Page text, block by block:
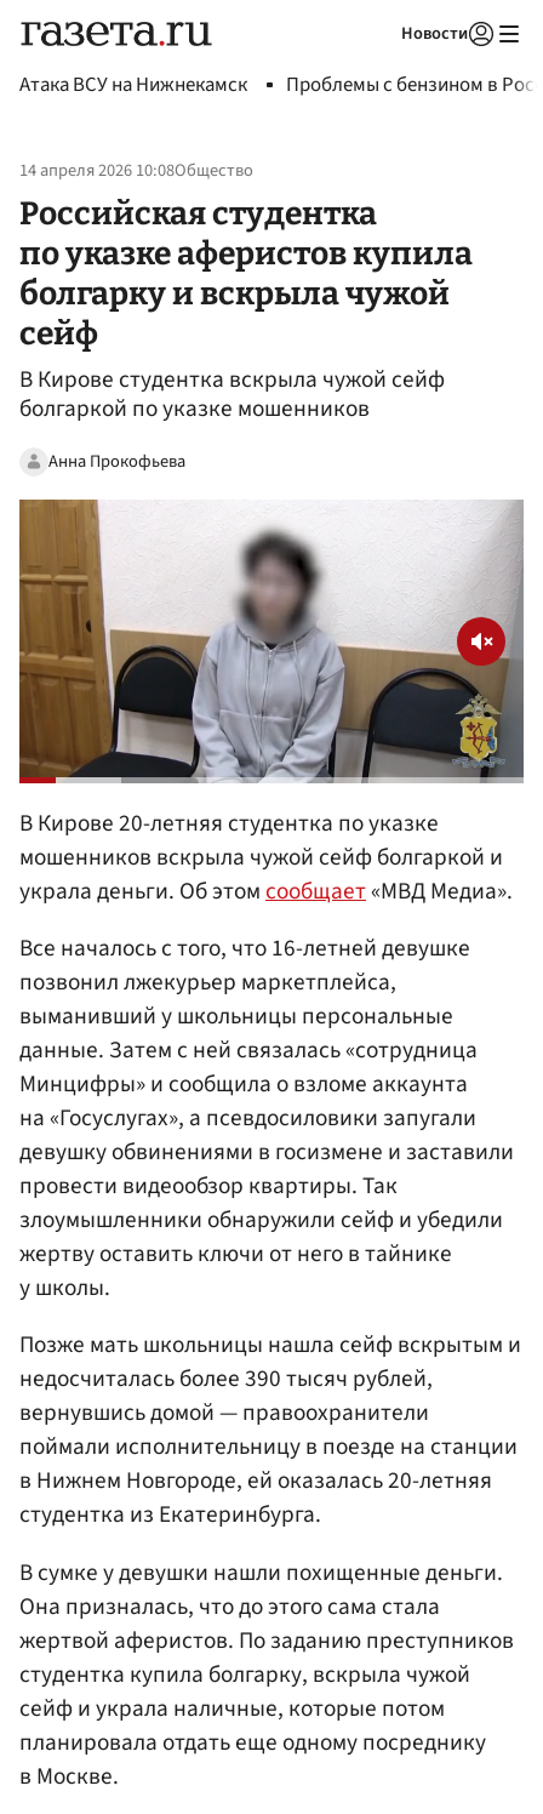
Новости
Атака ВСУ на Нижнекамск Проблемы с бензином в
14 апреля 2026 10:08Общество
Российская студентка
по указке аферистов купила
болгарку и вскрыла чужой
сейф
В Кирове студентка вскрыла чужой сейф
болгаркой по указке мошенников
Анна Прокофьева
В Кирове 20-летняя студентка по указке
мошенников вскрыла чужой сейф болгаркой и
украла деньги. Об этомсообщает«МВД Медиа».
Все началось с того, что 16-летней девушке
позвонил лжекурьер маркетплейса,
выманивший у школьницы персональные
данные. Затем с ней связалась «сотрудница
Минцифры» и сообщила о взломе аккаунта
на «Госуслугах», а псевдосиловики запугали
девушку обвинениями в госизмене и заставили
провести видеообзор квартиры. Так
злоумышленники обнаружили сейф и убедили
жертву оставить ключи от него в тайнике
у школы.
Позже мать школьницы нашла сейф вскрытым и
недосчиталась более 390 тысяч рублей,
вернувшись домой — правоохранители
поймали исполнительницу в поезде на станции
в Нижнем Новгороде, ей оказалась 20-летняя
студентка из Екатеринбурга.
В сумке у девушки нашли похищенные деньги.
Она призналась, что до этого сама стала
жертвой аферистов. По заданию преступников
студентка купила болгарку, вскрыла чужой
сейф и украла наличные, которые потом
планировала отдать еще одному посреднику
в Москве.